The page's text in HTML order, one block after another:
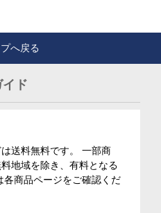
プへ戻る
ド
送料無料です。 一部商
地域を除き、有料となる
商品ページをご確認くだ